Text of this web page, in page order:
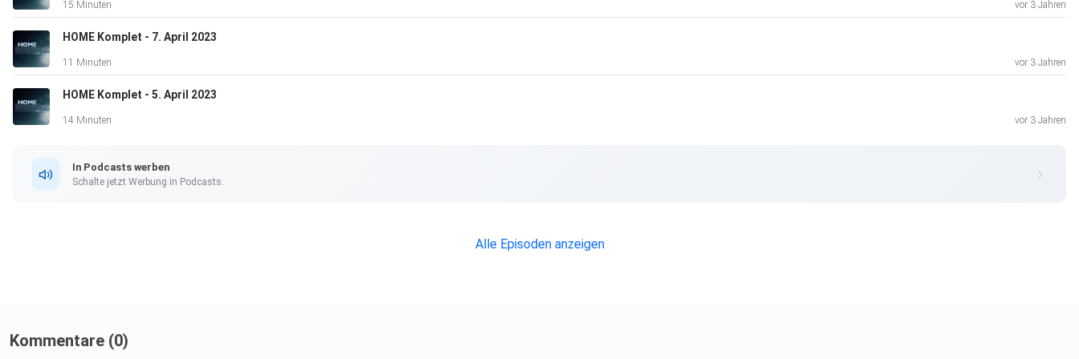
15 Minuten vor 3 Jahren
HOME Komplet - 7. April 2023
11 Minuten vor 3 Jahren
HOME Komplet - 5. April 2023
14 Minuten vor 3 Jahren
In Podcasts werben
Schalte jetzt Werbung in Podcasts.
Alle Episoden anzeigen
Kommentare (0)